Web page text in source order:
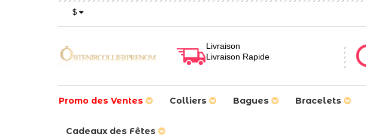
$
Livraison
Livraison Rapide
Promo des Ventes Colliers Bagues Bracelets
Cadeaux des Fêtes